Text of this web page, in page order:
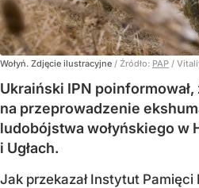
Wołyń. Zdjęcie ilustracyjne / Źródło: PAP /
Ukraiński IPN
na przeprowadzenie
ludobójstwa wołyńskiego w
i Ugłach.
Jak przekazał Instytut Pamięci